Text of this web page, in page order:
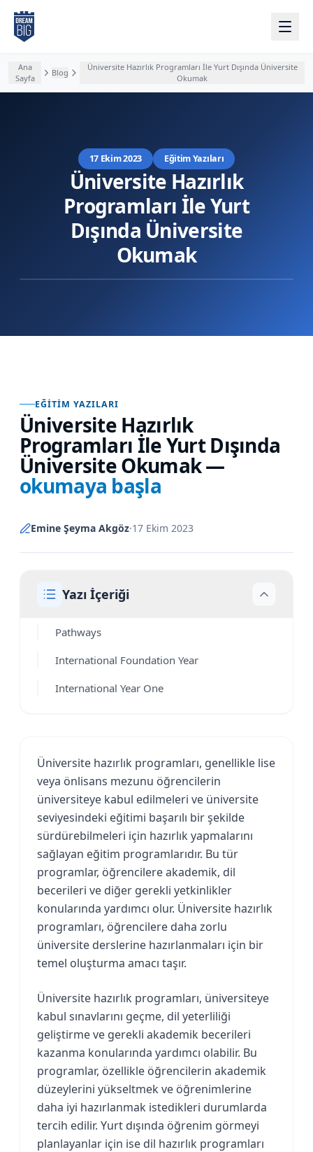
Ana içeriğe atla
Ana
Sayfa
Blog
Üniversite Hazırlık Programları İle Yurt Dışında Üniversite
Okumak
17 Ekim 2023 Eğitim Yazıları
Üniversite Hazırlık
Programları İle Yurt
Dışında Üniversite
Okumak
EĞITIM YAZILARI
Üniversite Hazırlık
Programları İle Yurt Dışında
Üniversite Okumak—
okumaya başla
Emine Şeyma Akgöz·17 Ekim 2023
Yazı İçeriği
Pathways
International Foundation Year
International Year One
Üniversite hazırlık programları, genellikle lise
veya önlisans mezunu öğrencilerin
üniversiteye kabul edilmeleri ve üniversite
seviyesindeki eğitimi başarılı bir şekilde
sürdürebilmeleri için hazırlık yapmalarını
sağlayan eğitim programlarıdır. Bu tür
programlar, öğrencilere akademik, dil
becerileri ve diğer gerekli yetkinlikler
konularında yardımcı olur. Üniversite hazırlık
programları, öğrencilere daha zorlu
üniversite derslerine hazırlanmaları için bir
temel oluşturma amacı taşır.
Üniversite hazırlık programları, üniversiteye
kabul sınavlarını geçme, dil yeterliliği
geliştirme ve gerekli akademik becerileri
kazanma konularında yardımcı olabilir. Bu
programlar, özellikle öğrencilerin akademik
düzeylerini yükseltmek ve öğrenimlerine
daha iyi hazırlanmak istedikleri durumlarda
tercih edilir. Yurt dışında öğrenim görmeyi
planlayanlar için ise dil hazırlık programları